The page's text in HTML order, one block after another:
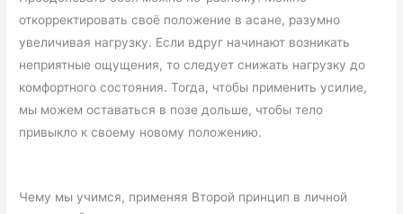
откорректировать своё положение в асане, разумно
увеличивая нагрузку. Если вдруг начинают возникать
неприятные ощущения, то следует снижать нагрузку до
комфортного состояния. Тогда, чтобы применить усилие,
мы можем оставаться в позе дольше, чтобы тело
привыкло к своему новому положению.
Чему мы учимся, применяя Второй принцип в личной